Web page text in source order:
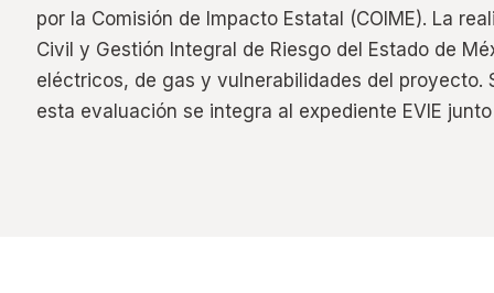
por la Comisión de Impacto Estatal (COIME). La
Civil y Gestión Integral de Riesgo del Estado de
eléctricos, de gas y vulnerabilidades del proyecto.
esta evaluación se integra al expediente EVIE